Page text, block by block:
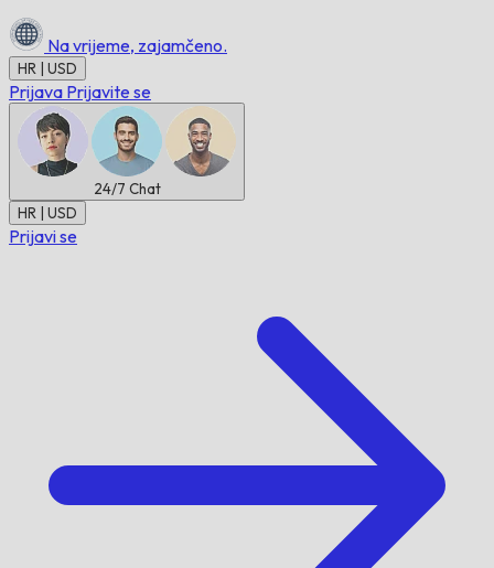
Na vrijeme, zajamčeno.
HR | USD
Prijava Prijavite se
24/7 Chat
HR | USD
Prijavi se